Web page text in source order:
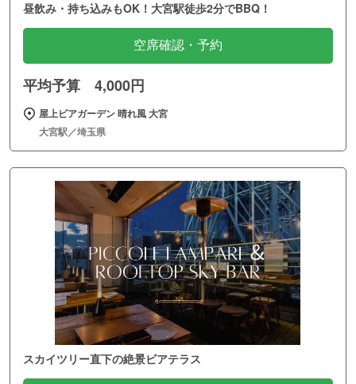
昼飲み・持ち込みもOK！大宮駅徒歩2分でBBQ！
空席確認・予約
平均予算 4,000円
屋上ビアガーデン 晴れ風 大宮
大宮駅／埼玉県
スカイツリー直下の絶景ビアテラス